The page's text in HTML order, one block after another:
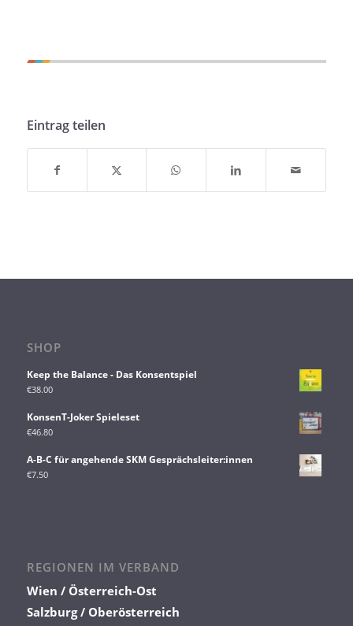
Eintrag teilen
SHOP
Keep the Balance - Das Konsentspiel
€38.00
KonsenT-Joker Spieleset
€46.80
A-B-C für angehende SKM Gesprächsleiter:innen
€7.50
REGIONEN IM VERBAND
Wien / Österreich-Ost
Salzburg / Oberösterreich